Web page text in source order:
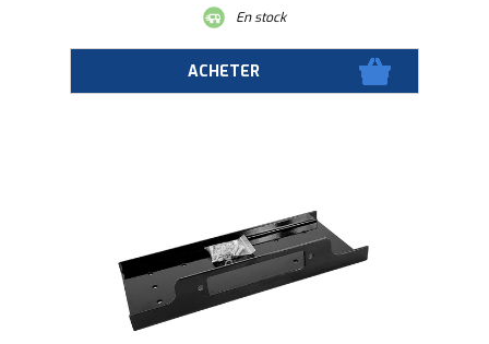
En stock